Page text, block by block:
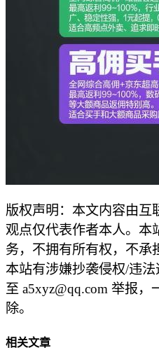
版权声明：本文内容由互
观点仅代表作者本人。本
务，不拥有所有权，不承
本站有涉嫌抄袭侵权/违
至 a5xyz@qq.com 举报
除。
相关文章